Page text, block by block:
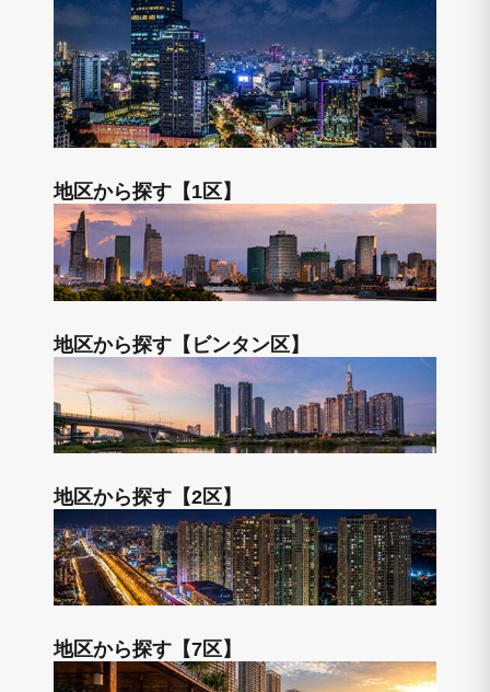
地区から探す【1区】
地区から探す【ビンタン区】
地区から探す【2区】
地区から探す【7区】